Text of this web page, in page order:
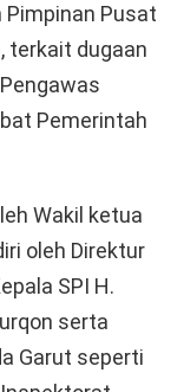
Pimpinan Pusat
terkait dugaan
Pemerintah
Wakil ketua
oleh Direktur
SPI H.
serta
Garut seperti